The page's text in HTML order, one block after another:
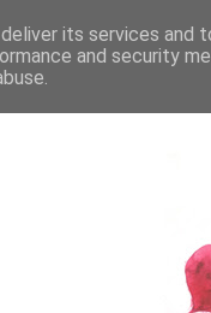
its services and
and security